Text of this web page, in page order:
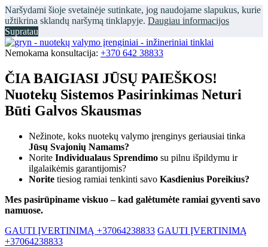
Naršydami šioje svetainėje sutinkate, jog naudojame slapukus, kurie
užtikrina sklandų naršymą tinklapyje. Daugiau informacijos
Supratau
Nemokama konsultacija: +370 642 38833
ČIA BAIGIASI JŪSŲ PAIEŠKOS!
Nuotekų Sistemos Pasirinkimas Neturi
Būti Galvos Skausmas
Nežinote, koks nuotekų valymo įrenginys geriausiai tinka
Jūsų Svajonių Namams?
Norite Individualaus Sprendimo su pilnu išpildymu ir
ilgalaikėmis garantijomis?
Norite tiesiog ramiai tenkinti savo Kasdienius Poreikius?
Mes pasirūpiname viskuo – kad galėtumėte ramiai gyventi savo
namuose.
GAUTI ĮVERTINIMĄ +37064238833 GAUTI ĮVERTINIMĄ
+37064238833